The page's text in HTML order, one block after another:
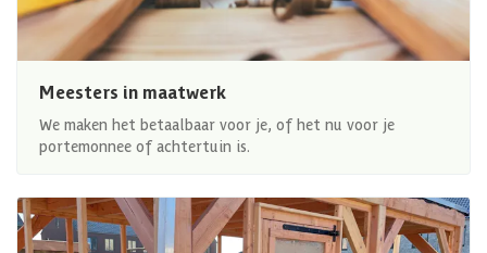
Meesters in maatwerk
We maken het betaalbaar voor je, of het nu voor je
portemonnee of achtertuin is.